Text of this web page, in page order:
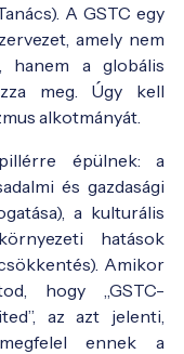
A GSTC egy
amely nem
hanem a globális
meg. Úgy kell
alkotmányát.
épülnek: a
és gazdasági
a kulturális
hatások
Amikor
hogy „GSTC-
az azt jelenti,
ennek a